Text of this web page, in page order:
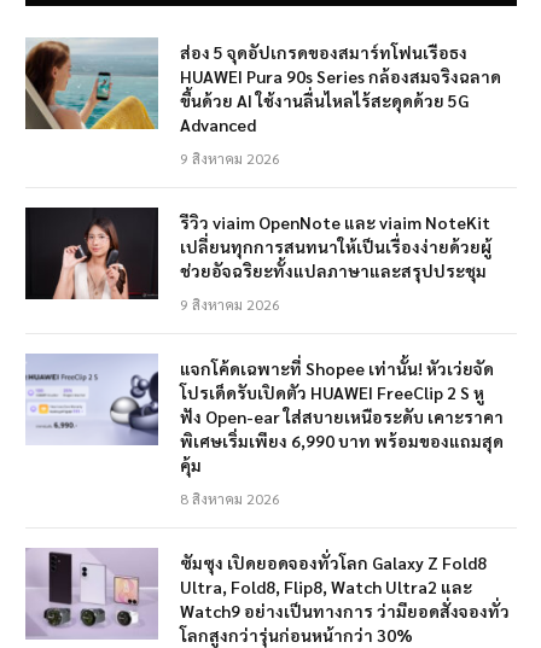
ส่อง 5 จุดอัปเกรดของสมาร์ทโฟนเรือธง
HUAWEI Pura 90s Series กล้องสมจริงฉลาด
ขึ้นด้วย AI ใช้งานลื่นไหลไร้สะดุดด้วย 5G
Advanced
9 สิงหาคม 2026
รีวิว viaim OpenNote และ viaim NoteKit
เปลี่ยนทุกการสนทนาให้เป็นเรื่องง่ายด้วยผู้
ช่วยอัจฉริยะทั้งแปลภาษาและสรุปประชุม
9 สิงหาคม 2026
แจกโค้ดเฉพาะที่ Shopee เท่านั้น! หัวเว่ยจัด
โปรเด็ดรับเปิดตัว HUAWEI FreeClip 2 S หู
ฟัง Open-ear ใส่สบายเหนือระดับ เคาะราคา
พิเศษเริ่มเพียง 6,990 บาท พร้อมของแถมสุด
คุ้ม
8 สิงหาคม 2026
ซัมซุง เปิดยอดจองทั่วโลก Galaxy Z Fold8
Ultra, Fold8, Flip8, Watch Ultra2 และ
Watch9 อย่างเป็นทางการ ว่ามียอดสั่งจองทั่ว
โลกสูงกว่ารุ่นก่อนหน้ากว่า 30%